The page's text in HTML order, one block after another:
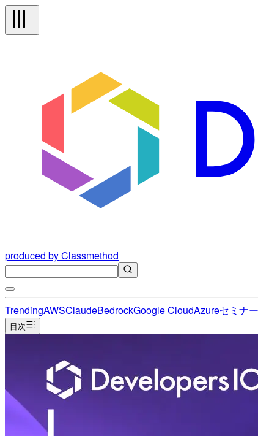
produced by Classmethod
TrendingAWSClaudeBedrockGoogle CloudAzureセミナー
目次